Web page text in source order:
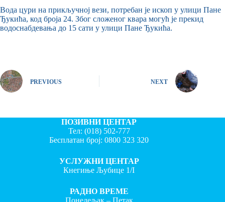
Вода цури на прикључној вези, потребан је ископ у улици Пане
Ђукића, код броја 24. Због сложеног квара могућ је прекид
водоснабдевања до 15 сати у улици Пане Ђукића.
PREVIOUS NEXT
ПОЗИВНИ ЦЕНТАР
Тел: (018) 502-777
Бесплатан број:0800 323 320
УСЛУЖНИ ЦЕНТАР
Кнегиње Љубице 1/I
РАДНО ВРЕМЕ
Понедељак – Петак